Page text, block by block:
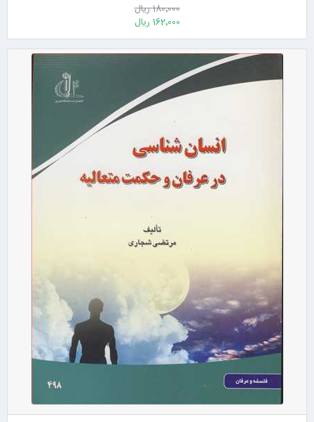
180٬000 ریال
162٬000 ریال